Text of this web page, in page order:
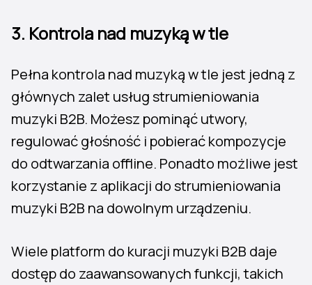
3. Kontrola nad muzyką w tle
Pełna kontrola nad muzyką w tle jest jedną z
głównych zalet usług strumieniowania
muzyki B2B. Możesz pominąć utwory,
regulować głośność i pobierać kompozycje
do odtwarzania offline. Ponadto możliwe jest
korzystanie z aplikacji do strumieniowania
muzyki B2B na dowolnym urządzeniu.
Wiele platform do kuracji muzyki B2B daje
dostęp do zaawansowanych funkcji, takich